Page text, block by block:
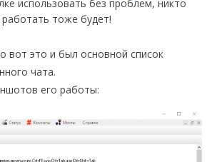
использовать без проблем, никто
тоже будет!
вот это и был основной список
чата.
его работы: